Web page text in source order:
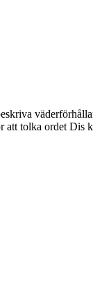
att tolka ordet Dis